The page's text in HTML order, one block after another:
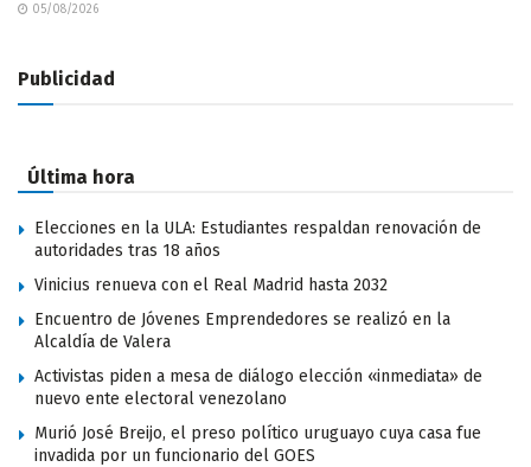
05/08/2026
Publicidad
Última hora
Elecciones en la ULA: Estudiantes respaldan renovación de
autoridades tras 18 años
Vinicius renueva con el Real Madrid hasta 2032
Encuentro de Jóvenes Emprendedores se realizó en la
Alcaldía de Valera
Activistas piden a mesa de diálogo elección «inmediata» de
nuevo ente electoral venezolano
Murió José Breijo, el preso político uruguayo cuya casa fue
invadida por un funcionario del GOES